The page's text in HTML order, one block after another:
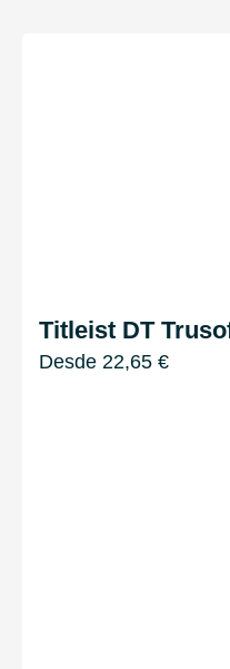
Titleist DT
Desde 22,65 €